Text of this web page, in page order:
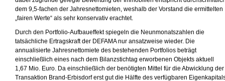
dem 9,5-fachen der Jahresnettomieten, weshalb der Vorstand die ermittelten
„fairen Werte“ als sehr konservativ erachtet.
Durch den Portfolio-Aufbaueffekt spiegeln die Neunmonatszahlen die
tatsächliche Ertragskraft der DEFAMA nur ansatzweise wieder. Die
annualisierte Jahresnettomiete des bestehenden Portfolios beträgt
einschließlich eines nach dem Bilanzstichtag erworbenen Objekts aktuell
1,67 Mio. Euro. Da einschließlich der benötigten Mittel für die Abwicklung der
Transaktion Brand-Erbisdorf erst gut die Hälfte des verfügbaren